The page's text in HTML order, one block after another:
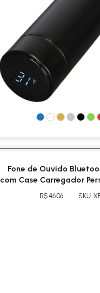
Fone de Ouvido
com Case Carregador
R$ 46.06 SKU: